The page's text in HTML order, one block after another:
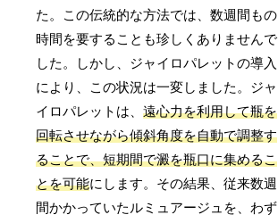
た。この伝統的な方法では、数週間もの
時間を要することも珍しくありませんで
した。しかし、ジャイロパレットの導入
により、この状況は一変しました。ジャ
イロパレットは、遠心力を利用して瓶を
回転させながら傾斜角度を自動で調整す
ることで、短期間で澱を瓶口に集めるこ
とを可能にします。その結果、従来数週
間かかっていたルミュアージュを、わず